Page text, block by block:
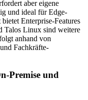
aber eigene
und ideal für Edge-
Enterprise-Features
Talos Linux sind weitere
anhand von
Fachkräfte-
Premise und